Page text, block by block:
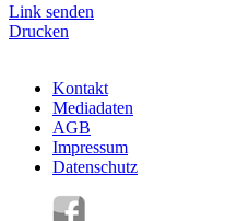
Link senden
Drucken
Kontakt
Mediadaten
AGB
Impressum
Datenschutz